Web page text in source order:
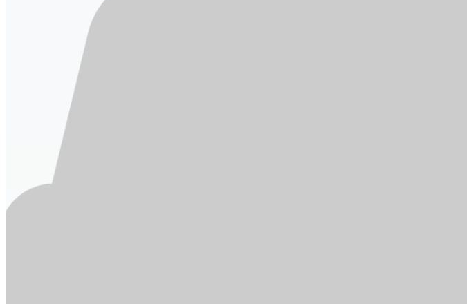
Motion graphics
Images Éditoriales
Événements Éditoriaux